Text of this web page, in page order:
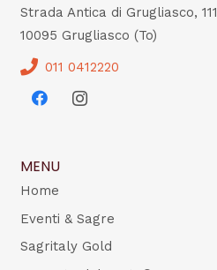
Strada Antica di Grugliasco, 111
10095 Grugliasco (To)
011 0412220
MENU
Home
Eventi & Sagre
Sagritaly Gold